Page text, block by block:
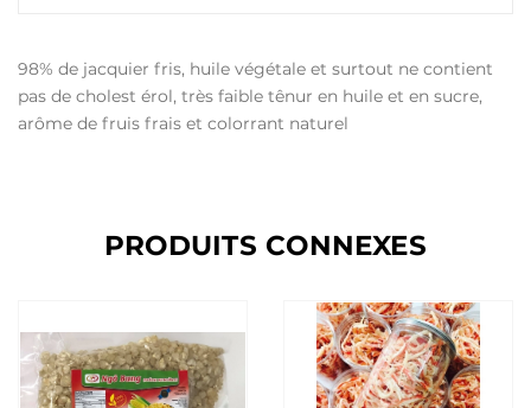
98% de jacquier fris, huile végétale et surtout ne contient
pas de cholest érol, très faible tênur en huile et en sucre,
arôme de fruis frais et colorrant naturel
PRODUITS CONNEXES